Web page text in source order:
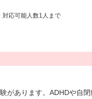
対応可能人数1人まで
があります。ADHDや自